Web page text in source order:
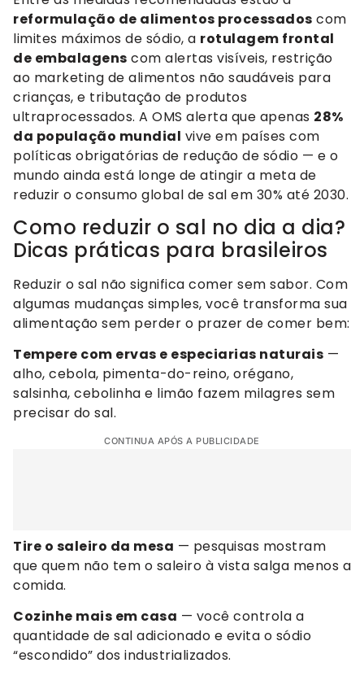
reformulação de alimentos processados com
limites máximos de sódio, a rotulagem frontal
de embalagens com alertas visíveis, restrição
ao marketing de alimentos não saudáveis para
crianças, e tributação de produtos
ultraprocessados. A OMS alerta que apenas 28%
da população mundial vive em países com
políticas obrigatórias de redução de sódio — e o
mundo ainda está longe de atingir a meta de
reduzir o consumo global de sal em 30% até 2030.
Como reduzir o sal no dia a dia?
Dicas práticas para brasileiros
Reduzir o sal não significa comer sem sabor. Com
algumas mudanças simples, você transforma sua
alimentação sem perder o prazer de comer bem:
Tempere com ervas e especiarias naturais —
alho, cebola, pimenta-do-reino, orégano,
salsinha, cebolinha e limão fazem milagres sem
precisar do sal.
CONTINUA APÓS A PUBLICIDADE
Tire o saleiro da mesa — pesquisas mostram
que quem não tem o saleiro à vista salga menos a
comida.
Cozinhe mais em casa — você controla a
quantidade de sal adicionado e evita o sódio
“escondido” dos industrializados.